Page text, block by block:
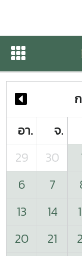
ปฏิทินกิจก
ปฏิทินกิจกรรม
อา.
จ.
29
30
6
7
13
14
20
21